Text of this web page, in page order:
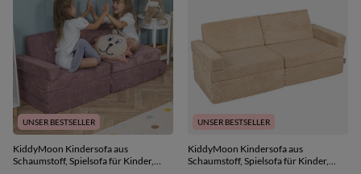
UNSER BESTSELLER
KiddyMoon Kindersofa aus
Schaumstoff, Spielsofa für Kinder,
UNSER BESTSELLER
KiddyMoon Kindersofa aus
Schaumstoff, Spielsofa für Kinder,